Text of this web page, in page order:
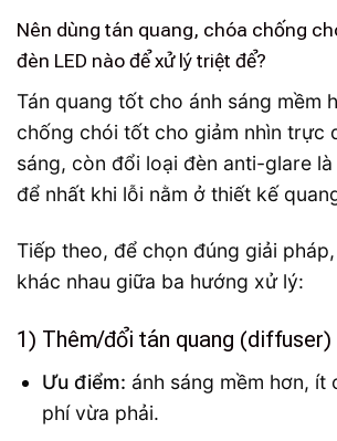
Nên dùng tán quang, chóa chống
đèn LED nào để xử lý triệt để?
Tán quang tốt cho ánh sáng mềm
chống chói tốt cho giảm nhìn trực
sáng, còn đổi loại đèn anti-glare
để nhất khi lỗi nằm ở thiết kế
Tiếp theo, để chọn đúng giải
khác nhau giữa ba hướng xử lý:
1) Thêm/đổi tán quang (diffuser)
Ưu điểm: ánh sáng mềm hơn, ít
phí vừa phải.